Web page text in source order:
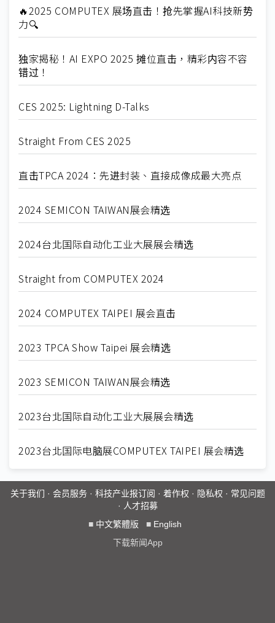
🔥2025 COMPUTEX 展场直击！抢先掌握AI科技新势
力🔍
独家揭秘！AI EXPO 2025 摊位直击，精彩内容不容
错过！
CES 2025: Lightning D-Talks
Straight From CES 2025
直击TPCA 2024：先进封装、直接成像成最大亮点
2024 SEMICON TAIWAN展会精选
2024台北国际自动化工业大展展会精选
Straight from COMPUTEX 2024
2024 COMPUTEX TAIPEI 展会直击
2023 TPCA Show Taipei 展会精选
2023 SEMICON TAIWAN展会精选
2023台北国际自动化工业大展展会精选
2023台北国际电脑展COMPUTEX TAIPEI 展会精选
关于我们 · 会员服务· 科技产业报订阅 · 着作权 · 隐私权 · 常见问题
· 人才招募
■ 中文繁體版 ■ English
下载新闻App